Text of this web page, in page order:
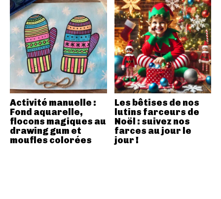
Activité manuelle :
Fond aquarelle,
flocons magiques au
drawing gum et
moufles colorées
Les bêtises de nos
lutins farceurs de
Noël : suivez nos
farces au jour le
jour !